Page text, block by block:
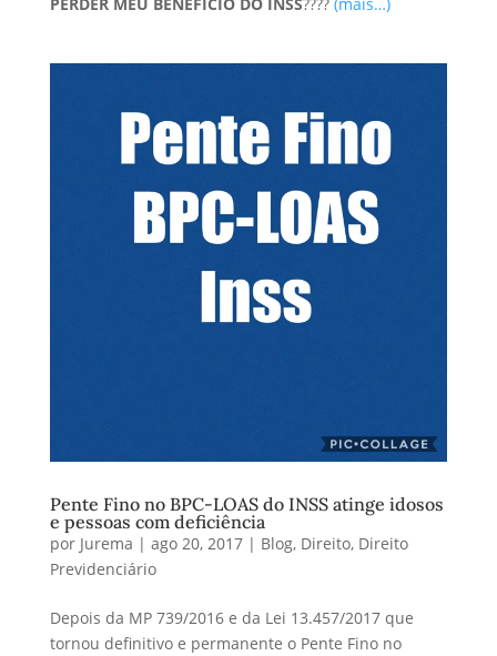
Pente Fino no BPC-LOAS do INSS atinge idosos
e pessoas com deficiência
por Jurema | ago 20, 2017| Blog, Direito, Direito
Previdenciário
Depois da MP 739/2016 e da Lei 13.457/2017 que
tornou definitivo e permanente o Pente Fino no